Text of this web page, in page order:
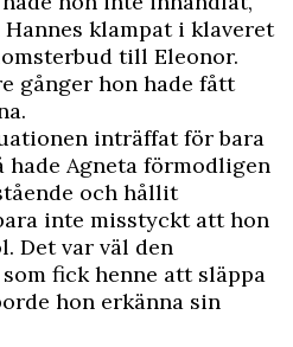
klampat i klaveret
till Eleonor.
gånger hon hade fått
inträffat för bara
hade Agneta förmodligen
och hållit
inte misstyckt att hon
Det var väl den
fick henne att släppa
hon erkänna sin